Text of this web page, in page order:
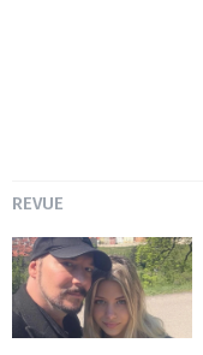
REVUE